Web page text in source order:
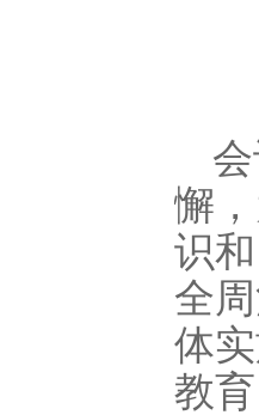
懈
识
全
体
教